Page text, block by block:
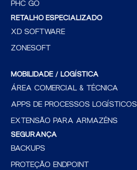
PHC GO
RETALHO ESPECIALIZADO
XD SOFTWARE
ZONESOFT
MOBILIDADE / LOGÍSTICA
ÁREA COMERCIAL & TÉCNICA
APPS DE PROCESSOS LOGÍSTICOS
EXTENSÃO PARA ARMAZÉNS
SEGURANÇA
BACKUPS
PROTEÇÃO ENDPOINT